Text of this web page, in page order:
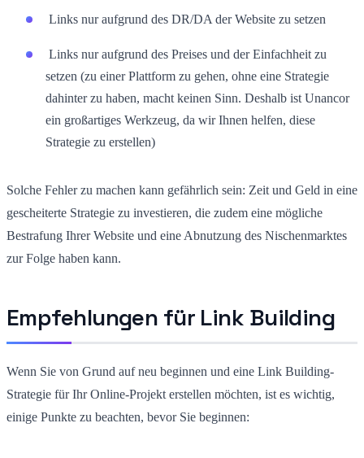
Links nur aufgrund des DR/DA der Website zu setzen
Links nur aufgrund des Preises und der Einfachheit zu
setzen (zu einer Plattform zu gehen, ohne eine Strategie
dahinter zu haben, macht keinen Sinn. Deshalb ist Unancor
ein großartiges Werkzeug, da wir Ihnen helfen, diese
Strategie zu erstellen)
Solche Fehler zu machen kann gefährlich sein: Zeit und Geld in eine
gescheiterte Strategie zu investieren, die zudem eine mögliche
Bestrafung Ihrer Website und eine Abnutzung des Nischenmarktes
zur Folge haben kann.
Empfehlungen für Link Building
Wenn Sie von Grund auf neu beginnen und eine Link Building-
Strategie für Ihr Online-Projekt erstellen möchten, ist es wichtig,
einige Punkte zu beachten, bevor Sie beginnen: